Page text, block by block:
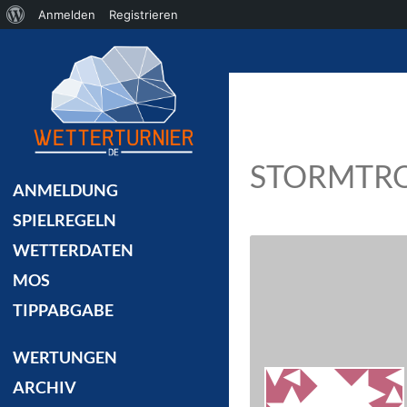
ANMELDUNG
SPIELREGELN
WETTERDATEN
MOS
TIPPABGABE
WERTUNGEN
ARCHIV
Über
Anmelden Registrieren